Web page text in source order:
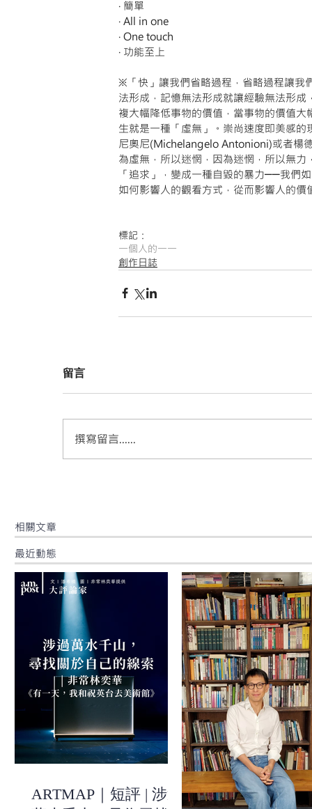
‧ 簡單
‧ All in one
‧ One touch
‧ 功能至上
※「快」讓我們省略過程，省略過程讓我
法形成，記憶無法形成就讓經驗無法形
複大幅降低事物的價值，當事物的價值
生就是一種「虛無」。崇尚速度即美感
尼奧尼(Michelangelo Antonioni)或者楊
為虛無，所以迷惘，因為迷惘，所以無
「追求」，變成一種自毀的暴力──我們
如何影響人的觀看方式，從而影響人的價
標記：
一個人的一一
創作日誌
留言
撰寫留言......
​相關文章
最近動態
ARTMAP｜短評 | 涉過